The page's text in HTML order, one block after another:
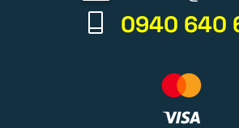
0940 640